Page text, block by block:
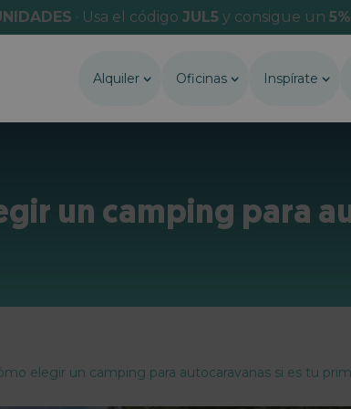
· Usa el código JUL5 y consigue un
Alquiler Oficinas Inspírate
un camping para
elegir un camping para autocaravanas si es tu